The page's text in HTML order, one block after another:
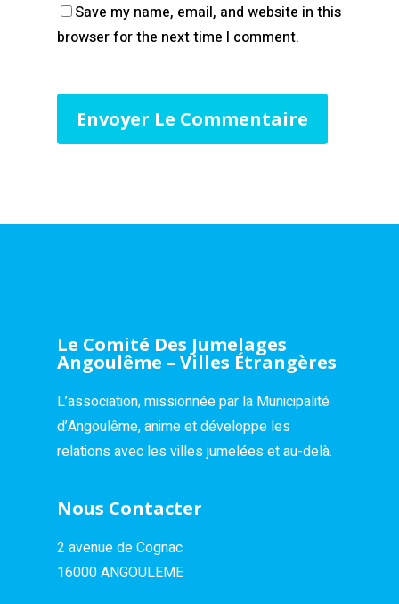
Save my name, email, and website in this
browser for the next time I comment.
Le Comité Des Jumelages
Angoulême – Villes Étrangères
L’association, missionnée par la Municipalité
d’Angoulême, anime et développe les
relations avec les villes jumelées et au-delà.
Nous Contacter
2 avenue de Cognac
16000 ANGOULEME